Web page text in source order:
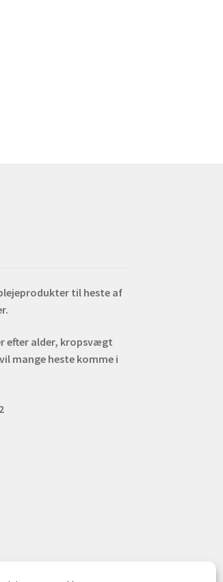
til heste af
efter alder, kropsvægt
mange heste komme i